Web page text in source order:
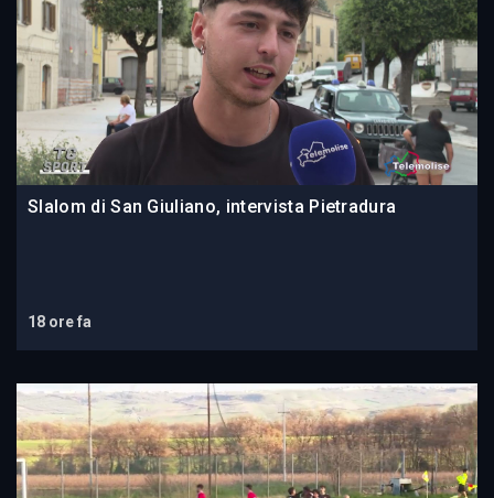
Slalom di San Giuliano, intervista Pietradura
18 ore fa